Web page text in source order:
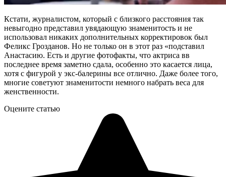
Кстати, журналистом, который с близкого расстояния так
невыгодно представил увядающую знаменитость и не
использовал никаких дополнительных корректировок был
Феликс Грозданов. Но не только он в этот раз «подставил
Анастасию. Есть и другие фотофакты, что актриса вв
последнее время заметно сдала, особенно это касается лица,
хотя с фигурой у экс-балерины все отлично. Даже более того,
многие советуют знаменитости немного набрать веса для
женственности.
Оцените статью